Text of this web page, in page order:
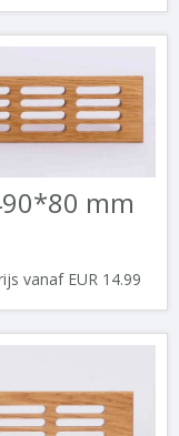
mm
vanaf EUR 14.99